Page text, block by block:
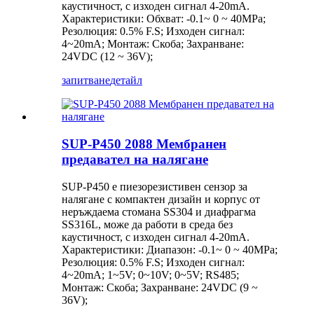
каустичност, с изходен сигнал 4-20mA.
Характеристики: Обхват: -0.1~ 0 ~ 40MPa;
Резолюция: 0.5% F.S; Изходен сигнал:
4~20mA; Монтаж: Скоба; Захранване:
24VDC (12 ~ 36V);
запитванедетайл
SUP-P450 2088 Мембранен
предавател на налягане
SUP-P450 е пиезорезистивен сензор за
налягане с компактен дизайн и корпус от
неръждаема стомана SS304 и диафрагма
SS316L, може да работи в среда без
каустичност, с изходен сигнал 4-20mA.
Характеристики: Диапазон: -0.1~ 0 ~ 40MPa;
Резолюция: 0.5% F.S; Изходен сигнал:
4~20mA; 1~5V; 0~10V; 0~5V; RS485;
Монтаж: Скоба; Захранване: 24VDC (9 ~
36V);